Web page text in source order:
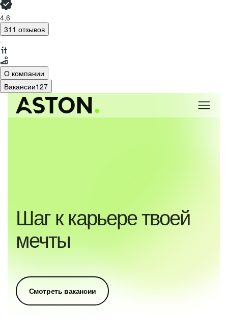
4,6
311 отзывов
·
О компании
Вакансии127
Шаг к карьере твоей
мечты
Смотреть вакансии